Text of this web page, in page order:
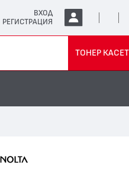
ВХОД
РЕГИСТРАЦИЯ
ТОНЕР